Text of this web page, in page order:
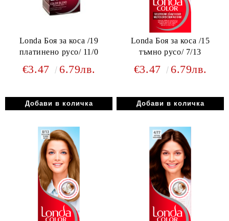
Londa Боя за коса /19
платинено русо/ 11/0
€3.47 6.79лв.
Londa Боя за коса /15
тъмно русо/ 7/13
€3.47 6.79лв.